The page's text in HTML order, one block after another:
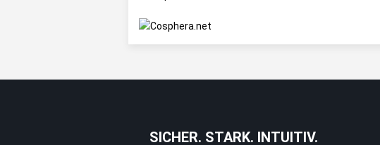
SICHER. STARK. INTUITIV.